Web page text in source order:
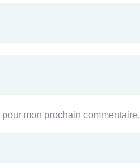
mon prochain commentaire.